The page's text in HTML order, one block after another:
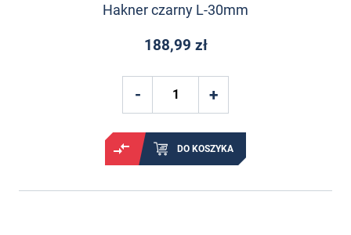
Hakner czarny L-30mm
188,99 zł
DO KOSZYKA